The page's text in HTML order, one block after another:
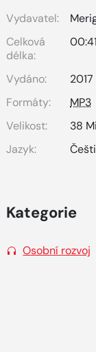
Vydavatel:
Celková
délka:
Vydáno:
2017
Formáty:
MP3
Velikost:
38
Jazyk:
Kategorie
Osobní rozvoj